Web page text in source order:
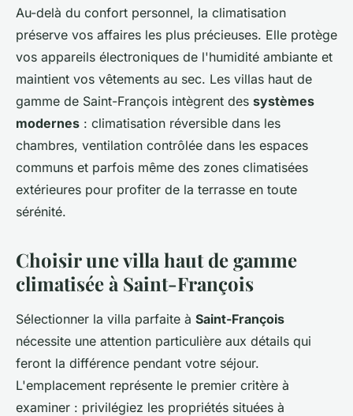
Au-delà du confort personnel, la climatisation
préserve vos affaires les plus précieuses. Elle protège
vos appareils électroniques de l'humidité ambiante et
maintient vos vêtements au sec. Les villas haut de
gamme de Saint-François intègrent des systèmes
modernes : climatisation réversible dans les
chambres, ventilation contrôlée dans les espaces
communs et parfois même des zones climatisées
extérieures pour profiter de la terrasse en toute
sérénité.
Choisir une villa haut de gamme
climatisée à Saint-François
Sélectionner la villa parfaite à Saint-François
nécessite une attention particulière aux détails qui
feront la différence pendant votre séjour.
L'emplacement représente le premier critère à
examiner : privilégiez les propriétés situées à